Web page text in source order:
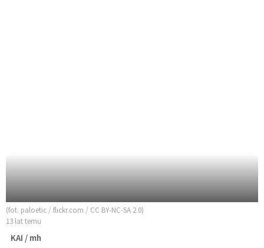
(fot. paloetic / flickr.com / CC BY-NC-SA 2.0)
13 lat temu
KAI / mh